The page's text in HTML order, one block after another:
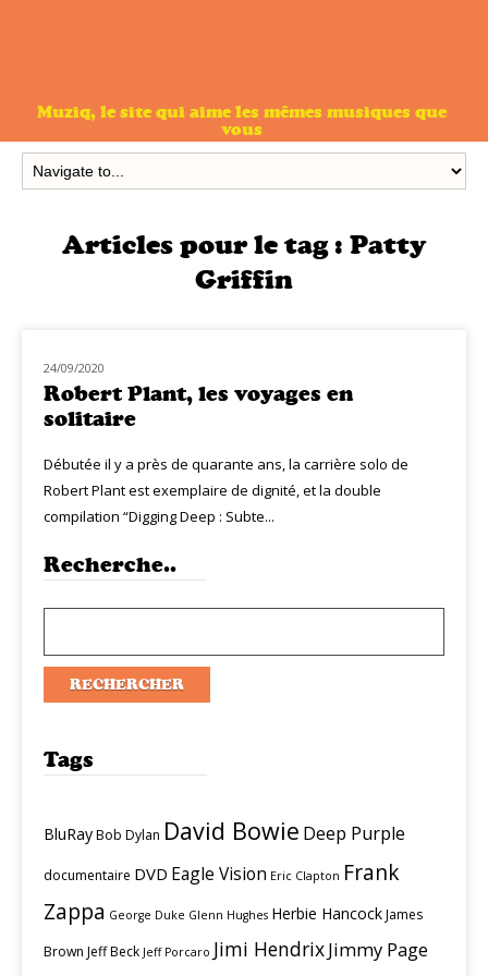
Muziq, le site qui aime les mêmes musiques que
vous
Articles pour le tag : Patty
Griffin
NOUVEAUTÉS
24/09/2020
Robert Plant, les voyages en
solitaire
Débutée il y a près de quarante ans, la carrière solo de
Robert Plant est exemplaire de dignité, et la double
compilation “Digging Deep : Subte...
Recherche..
Tags
BluRayBob Dylan David Bowie Deep Purple
documentaire DVD Eagle Vision Eric Clapton Frank
Zappa George Duke Glenn Hughes Herbie HancockJames
Brown Jeff Beck Jeff Porcaro Jimi HendrixJimmy Page